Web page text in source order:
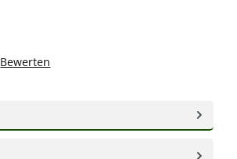
Bewerten